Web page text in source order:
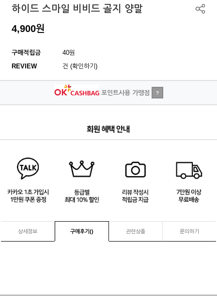
하이드 스마일 비비드 골지 양말
4,900원
구매적립금
40원
REVIEW
건 (확인하기)
포인트사용 가맹점 ?
상세정보 구매후기() 관련상품 문의하기